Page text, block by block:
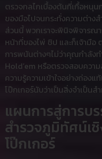
ตรวจกลไกเบื้องต้นที่เกื้อหนุน
ของมือไปจนกระทั่งความต่าง
ส่วนนี้ พวกเราจะพินิจพิจารณ
หน้าที่ของไพ่ ชิป และก็เจ้ามือ
การพนันต่างๆไม่ว่าคุณกำลังท
Hold’em หรือตรวจสอบคว
ความรู้ความเข้าใจอย่างถ่องแ
โป๊กเกอร์นับว่าเป็นสิ่งจำเป็น
แผนการสู่การบ
สำรวจภูมิทัศน์เ
โป๊กเกอร์